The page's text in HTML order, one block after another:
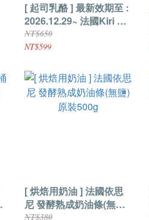
[ 起司乳酪 ] 最新效期至 :
2026.12.29~ 法國Kiri 奶
油乳酪 原裝1kg
NT$650
NT$599
[ 烘焙用奶油 ] 法國依思
尼 發酵熟成奶油條(無鹽)
NT$380